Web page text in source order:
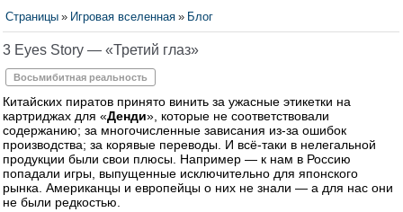
Страницы » Игровая вселенная » Блог
3 Eyes Story — «Третий глаз»
Восьмибитная реальность
Китайских пиратов принято винить за ужасные этикетки на
картриджах для «Денди», которые не соответствовали
содержанию; за многочисленные зависания из-за ошибок
производства; за корявые переводы. И всё-таки в нелегальной
продукции были свои плюсы. Например — к нам в Россию
попадали игры, выпущенные исключительно для японского
рынка. Американцы и европейцы о них не знали — а для нас они
не были редкостью.